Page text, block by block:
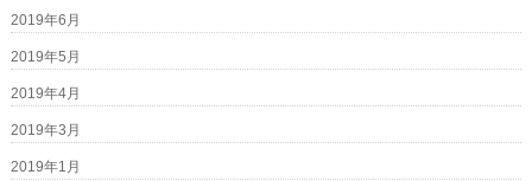
2019年6月
2019年5月
2019年4月
2019年3月
2019年1月